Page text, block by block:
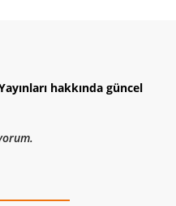
hakkında güncel